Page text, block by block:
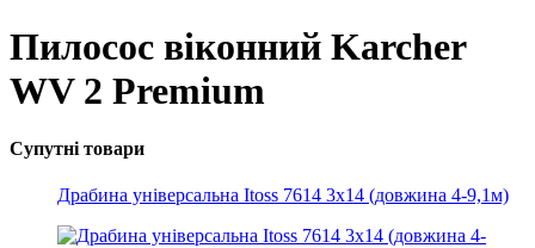
Пилосос віконний Karcher
WV 2 Premium
Супутні товари
Драбина універсальна Itoss 7614 3х14 (довжина 4-9,1м)